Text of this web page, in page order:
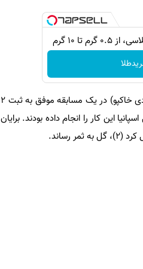
تا ۱۰ گرم
این دومین بار در تاریخ جام جهانی فوتبال است که ۲ بازیکن هلندی (برایان بروبی و کودی خاکپو) در یک مسابقه موفق به ثبت ۲
پیش از این، رابین فن پرسی و آرین روبن در سال ۲۰۱۴ مقابل اسپانیا این کار را انجام داده بودند. برایان
رساند.